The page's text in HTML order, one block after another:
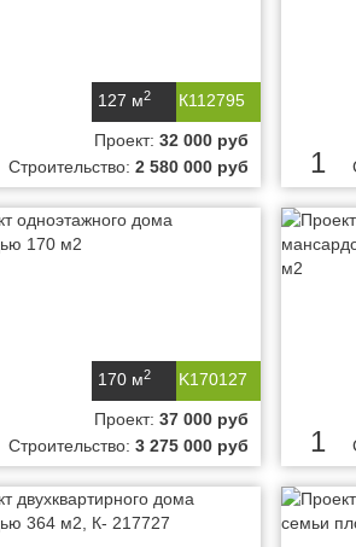
К112795
127 м2
Проект: 32 000 руб
Строительство: 2 580 000 руб 1
K170127
170 м2
Проект: 37 000 руб
Строительство: 3 275 000 руб 1